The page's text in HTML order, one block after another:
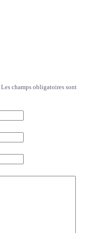
Les champs obligatoires sont